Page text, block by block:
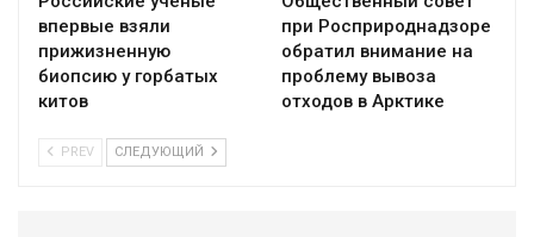
впервые взяли
прижизненную
биопсию у горбатых
китов
при Росприроднадзоре
обратил внимание на
проблему вывоза
отходов в Арктике
PREV СЛЕДУЮЩИЙ